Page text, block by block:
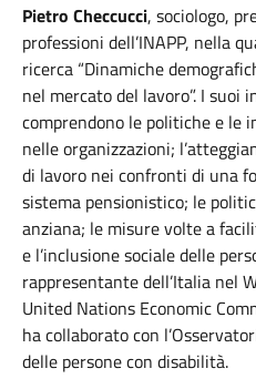
Pietro Checcucci, sociologo,
professioni dell’INAPP, nella
ricerca “Dinamiche
nel mercato del lavoro”. I suoi
comprendono le politiche e le
nelle organizzazioni;
di lavoro nei confronti di una
sistema pensionistico; le
anziana; le misure volte a
e l’inclusione sociale delle
rappresentante dell’Italia nel
United Nations Economic
ha collaborato con
delle persone con disabilità.